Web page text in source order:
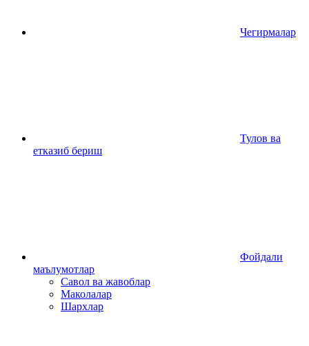
Чегирмалар
Тулов ва
етказиб бериш
Фойдали
маълумотлар
Савол ва жавоблар
Маколалар
Шархлар